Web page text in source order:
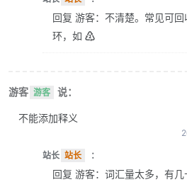
回复 游客：不清楚。常见可
环，如 ♴
游客 游客 说：
不能添加释义
站长 站长 ：
回复 游客：词汇量太多，有